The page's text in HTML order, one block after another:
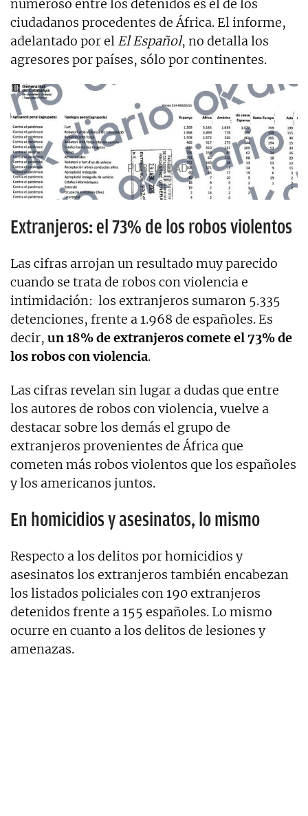
numeroso entre los detenidos es el de los
ciudadanos procedentes de África. El informe,
adelantado por el El Español, no detalla los
agresores por países, sólo por continentes.
Extranjeros: el 73% de los robos violentos
Las cifras arrojan un resultado muy parecido
cuando se trata de robos con violencia e
intimidación: los extranjeros sumaron 5.335
detenciones, frente a 1.968 de españoles. Es
decir, un 18% de extranjeros comete el 73% de
los robos con violencia.
Las cifras revelan sin lugar a dudas que entre
los autores de robos con violencia, vuelve a
destacar sobre los demás el grupo de
extranjeros provenientes de África que
cometen más robos violentos que los españoles
y los americanos juntos.
En homicidios y asesinatos, lo mismo
Respecto a los delitos por homicidios y
asesinatos los extranjeros también encabezan
los listados policiales con 190 extranjeros
detenidos frente a 155 españoles. Lo mismo
ocurre en cuanto a los delitos de lesiones y
amenazas.